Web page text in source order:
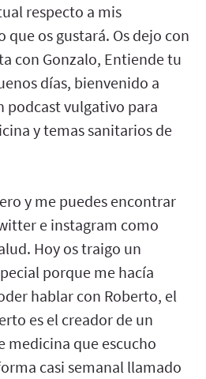
respecto a mis
que os gustará. Os dejo con
con Gonzalo, Entiende tu
días, bienvenido a
podcast vulgativo para
y temas sanitarios de
y me puedes encontrar
e instagram como
Hoy os traigo un
porque me hacía
hablar con Roberto, el
es el creador de un
medicina que escucho
casi semanal llamado